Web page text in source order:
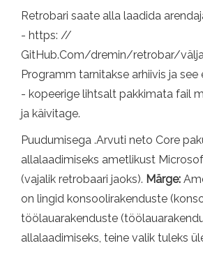
Retrobari saate alla laadida
- https: //
GitHub.Com/dremin/retrobar/
Programm tarnitakse arhiivis ja
- kopeerige lihtsalt pakkimata fail
ja käivitage.
Puudumisega .Arvuti neto Core
allalaadimiseks ametlikust
(vajalik retrobaari jaoks). Märge:
on lingid konsoolirakenduste
töölauarakenduste
allalaadimiseks, teine ​​valik tuleks